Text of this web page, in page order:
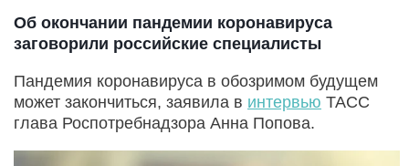
Об окончании пандемии коронавируса
заговорили российские специалисты
Пандемия коронавируса в обозримом будущем
может закончиться, заявила в интервью ТАСС
глава Роспотребнадзора Анна Попова.